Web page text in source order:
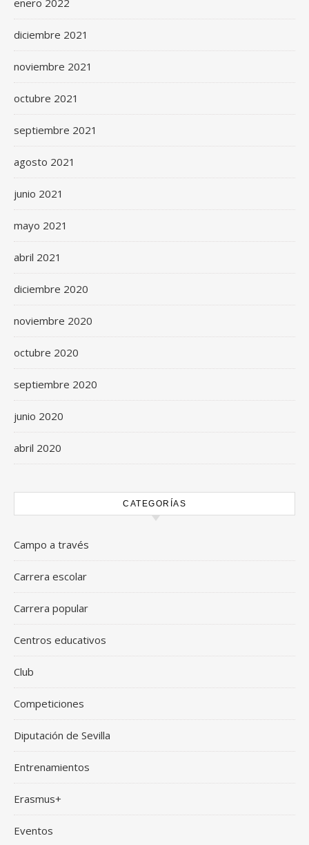
enero 2022
diciembre 2021
noviembre 2021
octubre 2021
septiembre 2021
agosto 2021
junio 2021
mayo 2021
abril 2021
diciembre 2020
noviembre 2020
octubre 2020
septiembre 2020
junio 2020
abril 2020
CATEGORÍAS
Campo a través
Carrera escolar
Carrera popular
Centros educativos
Club
Competiciones
Diputación de Sevilla
Entrenamientos
Erasmus+
Eventos